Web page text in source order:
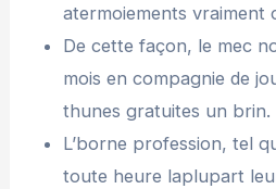
atermoiements vraiment
De cette façon, le mec
mois en compagnie de
thunes gratuites un brin.
L’borne profession, tel
toute heure laplupart